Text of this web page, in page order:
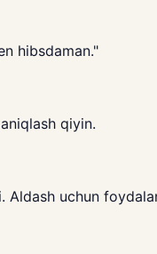
hibsdaman."
qiyin.
Aldash uchun